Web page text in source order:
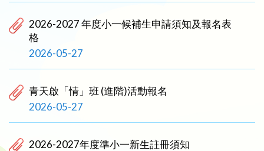
2026-2027 年度小一候補生申請須知及報名表
格
2026-05-27
青天啟「情」班 (進階)活動報名
2026-05-27
2026-2027年度準小一新生註冊須知